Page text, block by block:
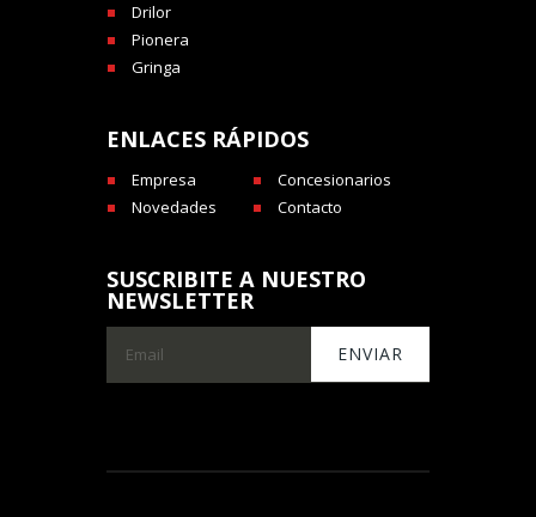
Drilor
Pionera
Gringa
ENLACES RÁPIDOS
Empresa
Concesionarios
Novedades
Contacto
SUSCRIBITE A NUESTRO
NEWSLETTER